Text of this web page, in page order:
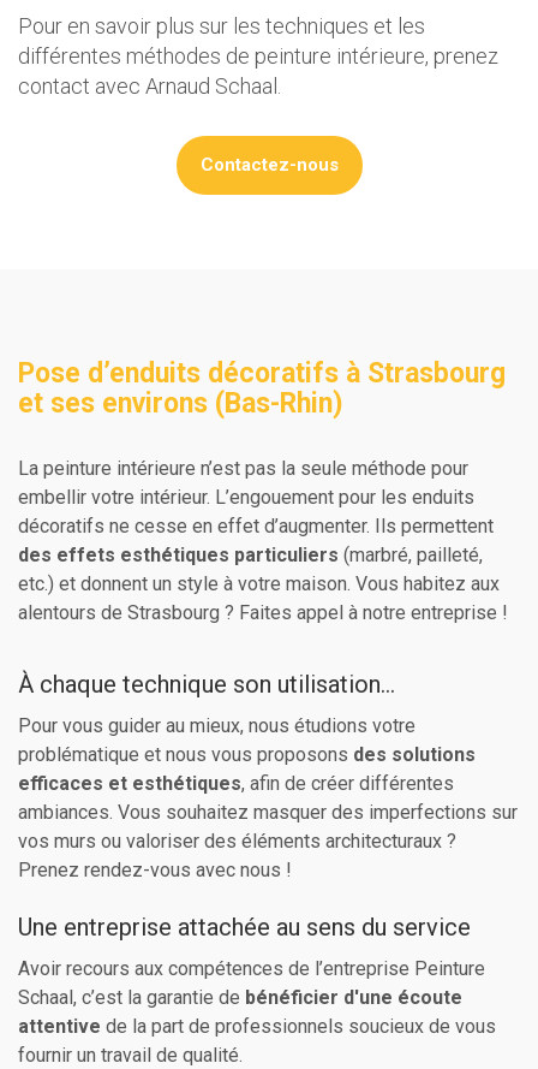
Pour en savoir plus sur les techniques et les
différentes méthodes de peinture intérieure, prenez
contact avec Arnaud Schaal.
Contactez-nous
Pose d’enduits décoratifs à Strasbourg
et ses environs (Bas-Rhin)
La peinture intérieure n’est pas la seule méthode pour
embellir votre intérieur. L’engouement pour les enduits
décoratifs ne cesse en effet d’augmenter. Ils permettent
des effets esthétiques particuliers (marbré, pailleté,
etc.) et donnent un style à votre maison. Vous habitez aux
alentours de Strasbourg ? Faites appel à notre entreprise !
À chaque technique son utilisation…
Pour vous guider au mieux, nous étudions votre
problématique et nous vous proposons des solutions
efficaces et esthétiques, afin de créer différentes
ambiances. Vous souhaitez masquer des imperfections sur
vos murs ou valoriser des éléments architecturaux ?
Prenez rendez-vous avec nous !
Une entreprise attachée au sens du service
Avoir recours aux compétences de l’entreprise Peinture
Schaal, c’est la garantie de bénéficier d'une écoute
attentive de la part de professionnels soucieux de vous
fournir un travail de qualité.